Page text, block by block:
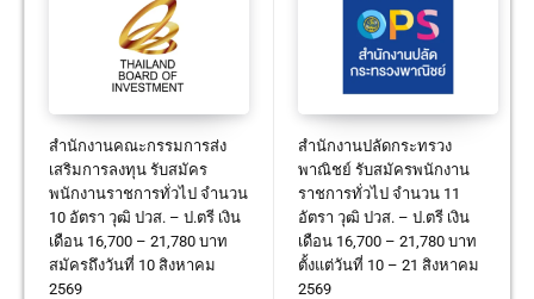
สำนักงานคณะกรรมการส่ง
เสริมการลงทุน รับสมัคร
พนักงานราชการทั่วไป จำนวน
10 อัตรา วุฒิ ปวส. – ป.ตรี เงิน
เดือน 16,700 – 21,780 บาท
สมัครถึงวันที่ 10 สิงหาคม
2569
สำนักงานปลัดกระทรวง
พาณิชย์ รับสมัครพนักงาน
ราชการทั่วไป จำนวน 11
อัตรา วุฒิ ปวส. – ป.ตรี เงิน
เดือน 16,700 – 21,780 บาท
ตั้งแต่วันที่ 10 – 21 สิงหาคม
2569